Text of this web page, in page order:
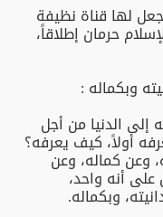
لها قناة نظيفة
حرمان إطلاقاً،
وبكماله :
إلى الدنيا من أجل
أولاً، كيف يعرفه؟
وعن كماله، وعن
أنه واحد،
وبكماله.